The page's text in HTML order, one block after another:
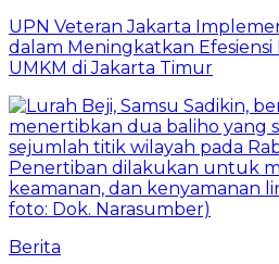
UPN Veteran Jakarta
dalam Meningkatkan Efesiensi
UMKM di Jakarta Timur
Berita